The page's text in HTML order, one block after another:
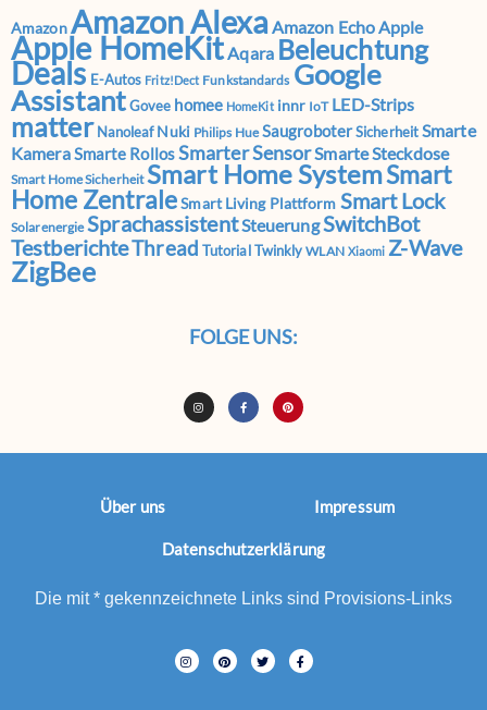
AmazonAmazon AlexaAmazon EchoApple
Apple HomeKitAqara Beleuchtung
Deals E-Autos Fritz!Dect Funkstandards Google
AssistantGovee homee HomeKit innr IoT LED-Strips
matter Nanoleaf Nuki Philips Hue SaugroboterSicherheitSmarte
KameraSmarte RollosSmarter SensorSmarte Steckdose
Smart Home Sicherheit Smart Home SystemSmart
Home ZentraleSmart Living Plattform Smart Lock
Solarenergie SprachassistentSteuerungSwitchBot
TestberichteThread Tutorial Twinkly WLAN Xiaomi Z-Wave
ZigBee
FOLGE UNS:
Über uns Impressum
Datenschutzerklärung
Die mit * gekennzeichnete Links sind Provisions-Links